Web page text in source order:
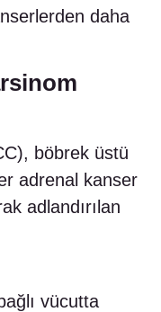
daha
böbrek üstü
adrenal kanser
adlandırılan
vücutta